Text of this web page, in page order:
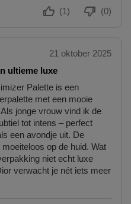
(0)
(1)
21 oktober 2025
ultieme luxe
Palette is een
met een mooie
jonge vrouw vind ik de
tot intens – perfect
een avondje uit. De
op de huid. Wat
niet echt luxe
verwacht je nét iets meer